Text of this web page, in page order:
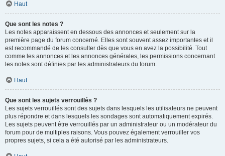
Haut
Que sont les notes ?
Les notes apparaissent en dessous des annonces et seulement sur la
première page du forum concerné. Elles sont souvent assez importantes et il
est recommandé de les consulter dès que vous en avez la possibilité. Tout
comme les annonces et les annonces générales, les permissions concernant
les notes sont définies par les administrateurs du forum.
Haut
Que sont les sujets verrouillés ?
Les sujets verrouillés sont des sujets dans lesquels les utilisateurs ne peuvent
plus répondre et dans lesquels les sondages sont automatiquement expirés.
Les sujets peuvent être verrouillés par un administrateur ou un modérateur du
forum pour de multiples raisons. Vous pouvez également verrouiller vos
propres sujets, si cela a été autorisé par les administrateurs.